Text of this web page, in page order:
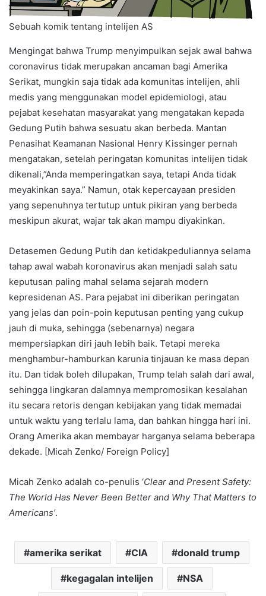
Sebuah komik tentang intelijen AS
Mengingat bahwa Trump menyimpulkan sejak awal bahwa
coronavirus tidak merupakan ancaman bagi Amerika
Serikat, mungkin saja tidak ada komunitas intelijen, ahli
medis yang menggunakan model epidemiologi, atau
pejabat kesehatan masyarakat yang mengatakan kepada
Gedung Putih bahwa sesuatu akan berbeda. Mantan
Penasihat Keamanan Nasional Henry Kissinger pernah
mengatakan, setelah peringatan komunitas intelijen tidak
dikenali,”Anda memperingatkan saya, tetapi Anda tidak
meyakinkan saya.” Namun, otak kepercayaan presiden
yang sepenuhnya tertutup untuk pikiran yang berbeda
meskipun akurat, wajar tak akan mampu diyakinkan.
Detasemen Gedung Putih dan ketidakpeduliannya selama
tahap awal wabah koronavirus akan menjadi salah satu
keputusan paling mahal selama sejarah modern
kepresidenan AS. Para pejabat ini diberikan peringatan
yang jelas dan poin-poin keputusan penting yang cukup
jauh di muka, sehingga (sebenarnya) negara
mempersiapkan diri jauh lebih baik. Tetapi mereka
menghambur-hamburkan karunia tinjauan ke masa depan
itu. Dan tidak boleh dilupakan, Trump telah salah dari awal,
sehingga lingkaran dalamnya mempromosikan kesalahan
itu secara retoris dengan kebijakan yang tidak memadai
untuk waktu yang terlalu lama, dan bahkan hingga hari ini.
Orang Amerika akan membayar harganya selama beberapa
dekade. [Micah Zenko/ Foreign Policy]
Micah Zenko adalah co-penulis ‘Clear and Present Safety:
The World Has Never Been Better and Why That Matters to
Americans’.
amerika serikat CIA donald trump
kegagalan intelijen NSA